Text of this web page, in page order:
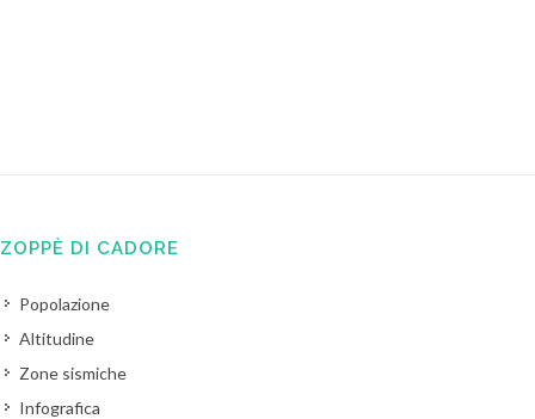
ZOPPÈ DI CADORE
Popolazione
Altitudine
Zone sismiche
Infografica